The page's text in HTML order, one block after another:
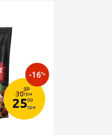
30
99
грн
2599
грн
-16%